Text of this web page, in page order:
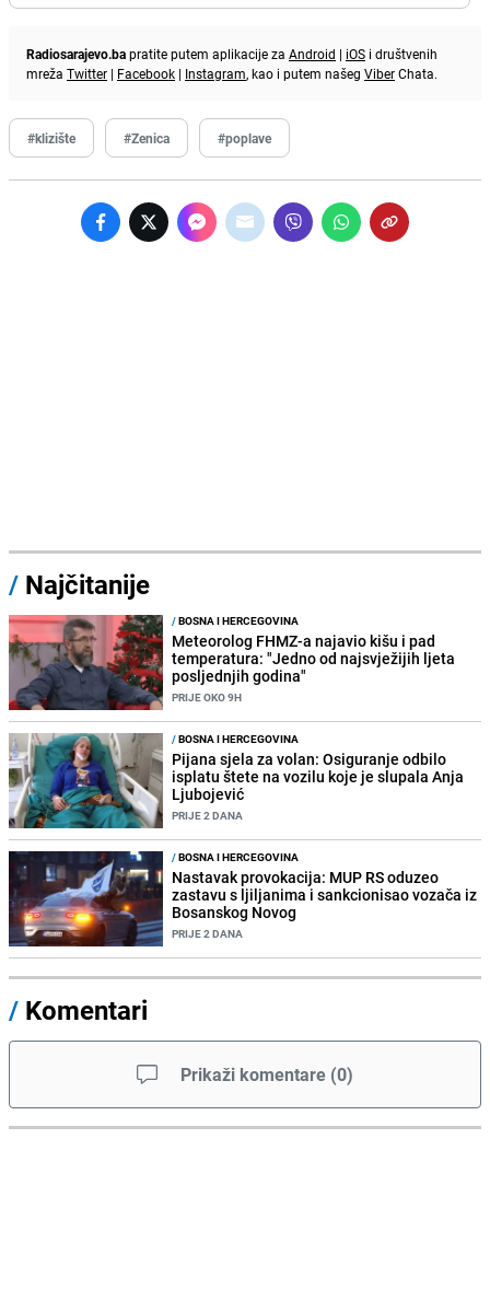
Radiosarajevo.bapratite putem aplikacije za Android | iOS i društvenih
mreža Twitter | Facebook | Instagram, kao i putem našeg ViberChata.
#klizište #Zenica #poplave
/ Najčitanije
/BOSNA I HERCEGOVINA
Meteorolog FHMZ-a najavio kišu i pad
temperatura: "Jedno od najsvježijih ljeta
posljednjih godina"
PRIJE OKO 9H
/BOSNA I HERCEGOVINA
Pijana sjela za volan: Osiguranje odbilo
isplatu štete na vozilu koje je slupala Anja
Ljubojević
PRIJE 2 DANA
/BOSNA I HERCEGOVINA
Nastavak provokacija: MUP RS oduzeo
zastavu s ljiljanima i sankcionisao vozača iz
Bosanskog Novog
PRIJE 2 DANA
/ Komentari
Prikaži komentare (0)